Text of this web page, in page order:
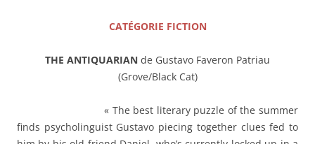
CATÉGORIE FICTION
THE ANTIQUARIAN de Gustavo Faveron Patriau
(Grove/Black Cat)
« The best literary puzzle of the summer
finds psycholinguist Gustavo piecing together clues fed to